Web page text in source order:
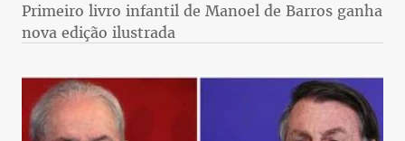
Primeiro livro infantil de Manoel de Barros ganha
nova edição ilustrada